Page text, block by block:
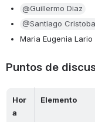
@Guillermo Diaz
@Santiago
Maria Eugenia Lario
Puntos de
Hor
a
Elemento